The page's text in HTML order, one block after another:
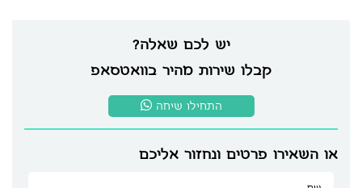
יש לכם שאלה?
קבלו שירות מהיר בוואטסאפ
התחילו שיחה
או השאירו פרטים ונחזור אליכם